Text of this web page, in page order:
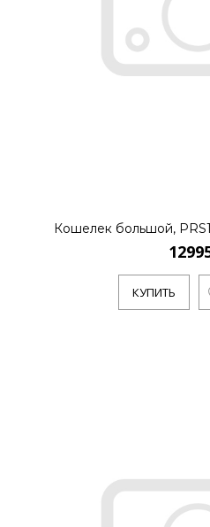
КУПИТЬ
КУПИТЬ
Кошелек большой,
КУПИТЬ